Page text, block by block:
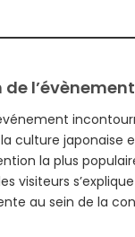
l’évènement
culture japonaise
la plus
visiteurs
au sein de la